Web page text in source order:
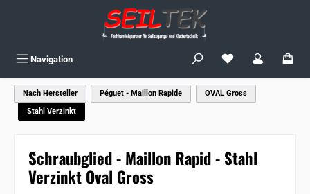
Navigation Du hast 0
Nach Hersteller Péguet - Maillon Rapide
OVAL Gross
Stahl Verzinkt
Schraubglied - Maillon Rapid - Stahl
Verzinkt Oval Gross